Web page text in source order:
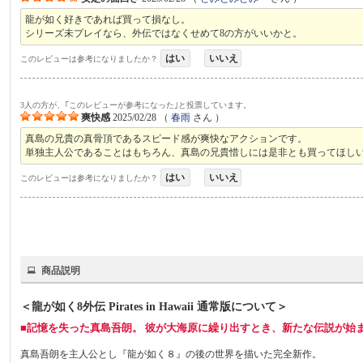
龍が如く好きであれば買って損なし。
シリーズ未プレイなら、外伝ではなくせめて8の方がいいかと。
このレビューは参考になりましたか？ はい いいえ
3人の方が、｢このレビューが参考になった｣と投票しています。
爽快感 2025/02/28 （春雨 さん ）
真島の兄貴の真骨頂であるスピード感が爽快なアクションです。
単独主人公であることはもちろん、真島の兄貴惜しには是非とも買ってほし
このレビューは参考になりましたか？ はい いいえ
商品説明
＜龍が如く8外伝 Pirates in Hawaii 通常版について＞
■記憶を失った真島吾朗。 彼が大海原に繰り出すとき、新たな伝説が
真島吾朗を主人公とし『龍が如く８』の後の世界を描いた完全新作。